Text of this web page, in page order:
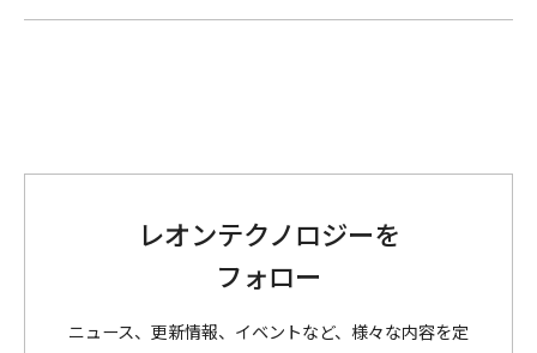
レオンテクノロジーを
フォロー
ニュース、更新情報、イベントなど、様々な内容を定